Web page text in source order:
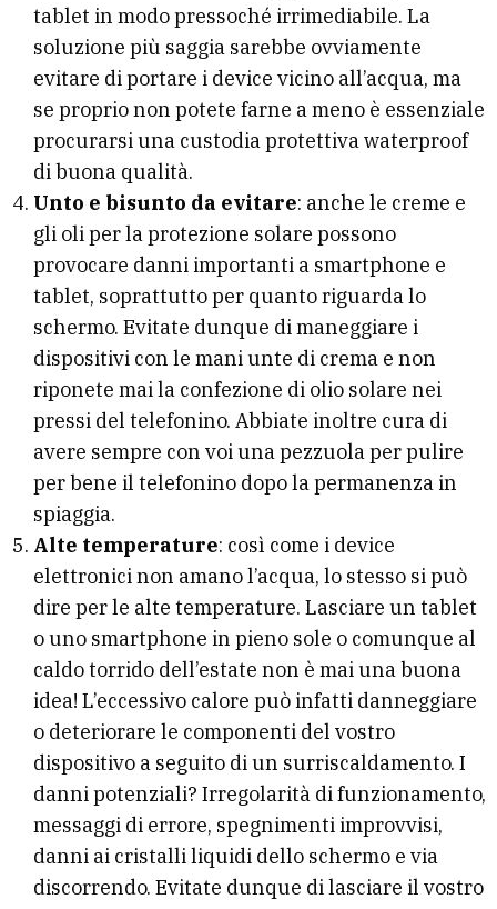
tablet in modo pressoché irrimediabile. La
soluzione più saggia sarebbe ovviamente
evitare di portare i device vicino all’acqua, ma
se proprio non potete farne a meno è essenziale
procurarsi una custodia protettiva waterproof
di buona qualità.
Unto e bisunto da evitare: anche le creme e
gli oli per la protezione solare possono
provocare danni importanti a smartphone e
tablet, soprattutto per quanto riguarda lo
schermo. Evitate dunque di maneggiare i
dispositivi con le mani unte di crema e non
riponete mai la confezione di olio solare nei
pressi del telefonino. Abbiate inoltre cura di
avere sempre con voi una pezzuola per pulire
per bene il telefonino dopo la permanenza in
spiaggia.
Alte temperature: così come i device
elettronici non amano l’acqua, lo stesso si può
dire per le alte temperature. Lasciare un tablet
o uno smartphone in pieno sole o comunque al
caldo torrido dell’estate non è mai una buona
idea! L’eccessivo calore può infatti danneggiare
o deteriorare le componenti del vostro
dispositivo a seguito di un surriscaldamento. I
danni potenziali? Irregolarità di funzionamento,
messaggi di errore, spegnimenti improvvisi,
danni ai cristalli liquidi dello schermo e via
discorrendo. Evitate dunque di lasciare il vostro